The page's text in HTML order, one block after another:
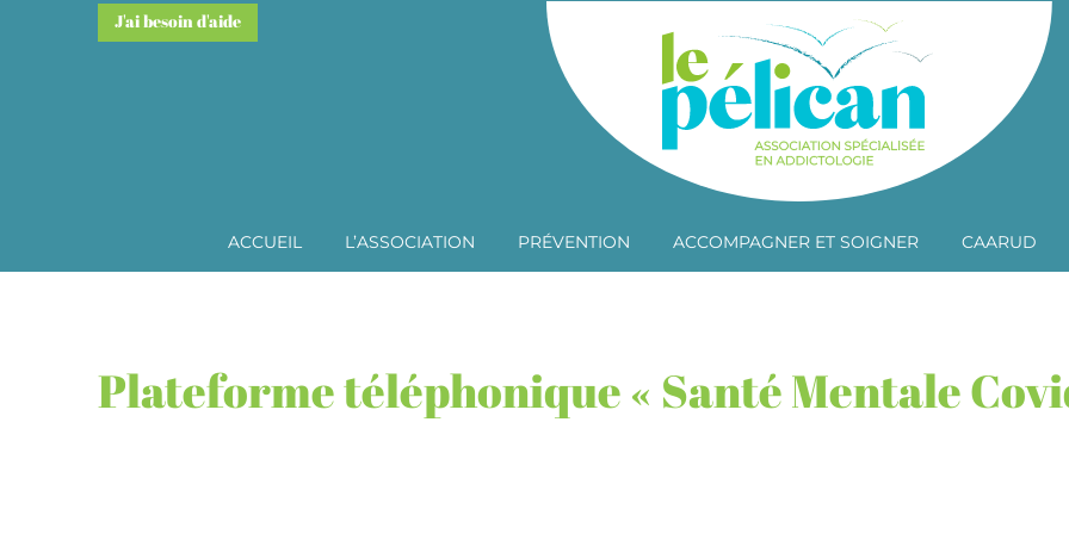
J'ai besoin d'aide
ACCUEIL L’ASSOCIATION PRÉVENTION ACCOMPAGNER ET SOIGNER CAARUD
Plateforme téléphonique « Santé Mentale